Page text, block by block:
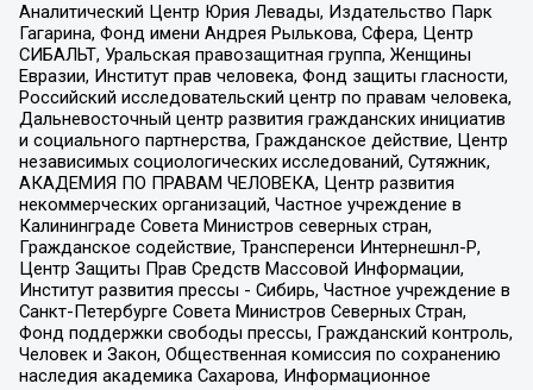
Аналитический Центр Юрия Левады, Издательство Парк
Гагарина, Фонд имени Андрея Рылькова, Сфера, Центр
СИБАЛЬТ, Уральская правозащитная группа, Женщины
Евразии, Институт прав человека, Фонд защиты гласности,
Российский исследовательский центр по правам человека,
Дальневосточный центр развития гражданских инициатив
и социального партнерства, Гражданское действие, Центр
независимых социологических исследований, Сутяжник,
АКАДЕМИЯ ПО ПРАВАМ ЧЕЛОВЕКА, Центр развития
некоммерческих организаций, Частное учреждение в
Калининграде Совета Министров северных стран,
Гражданское содействие, Трансперенси Интернешнл-Р,
Центр Защиты Прав Средств Массовой Информации,
Институт развития прессы - Сибирь, Частное учреждение в
Санкт-Петербурге Совета Министров Северных Стран,
Фонд поддержки свободы прессы, Гражданский контроль,
Человек и Закон, Общественная комиссия по сохранению
наследия академика Сахарова, Информационное